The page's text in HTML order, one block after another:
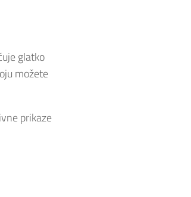
glatko
možete
prikaze